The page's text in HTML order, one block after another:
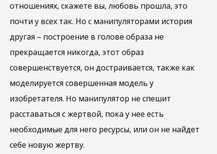
отношениях, скажете вы, любовь прошла, это
почти у всех так. Но с манипуляторами история
другая – построение в голове образа не
прекращается никогда, этот образ
совершенствуется, он достраивается, также как
моделируется совершенная модель у
изобретателя. Но манипулятор не спешит
расставаться с жертвой, пока у нее есть
необходимые для него ресурсы, или он не найдет
себе новую жертву.